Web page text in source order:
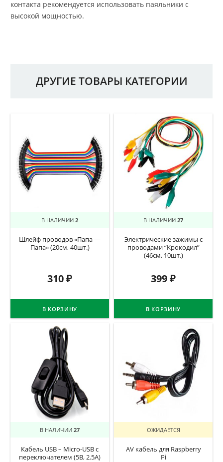
контакта рекомендуется использовать паяльники с
высокой мощностью.
ДРУГИЕ ТОВАРЫ КАТЕГОРИИ
В НАЛИЧИИ 2
Шлейф проводов «Папа —
Папа» (20см, 40шт.)
310₽
В КОРЗИНУ
В НАЛИЧИИ 27
Электрические зажимы с
проводами “Крокодил”
(46см, 10шт.)
399₽
В КОРЗИНУ
В НАЛИЧИИ 27
Кабель USB – Micro-USB с
переключателем (5В, 2.5А)
ОЖИДАЕТСЯ
AV кабель для Raspberry
Pi